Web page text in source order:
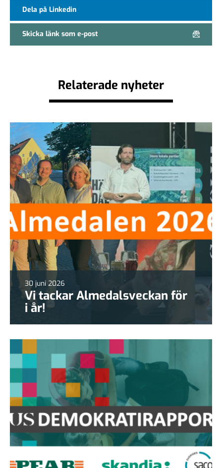
Dela på Linkedin
Skicka länk som e-post
Relaterade nyheter
30 juni 2026
Vi tackar Almedalsveckan för
i år!